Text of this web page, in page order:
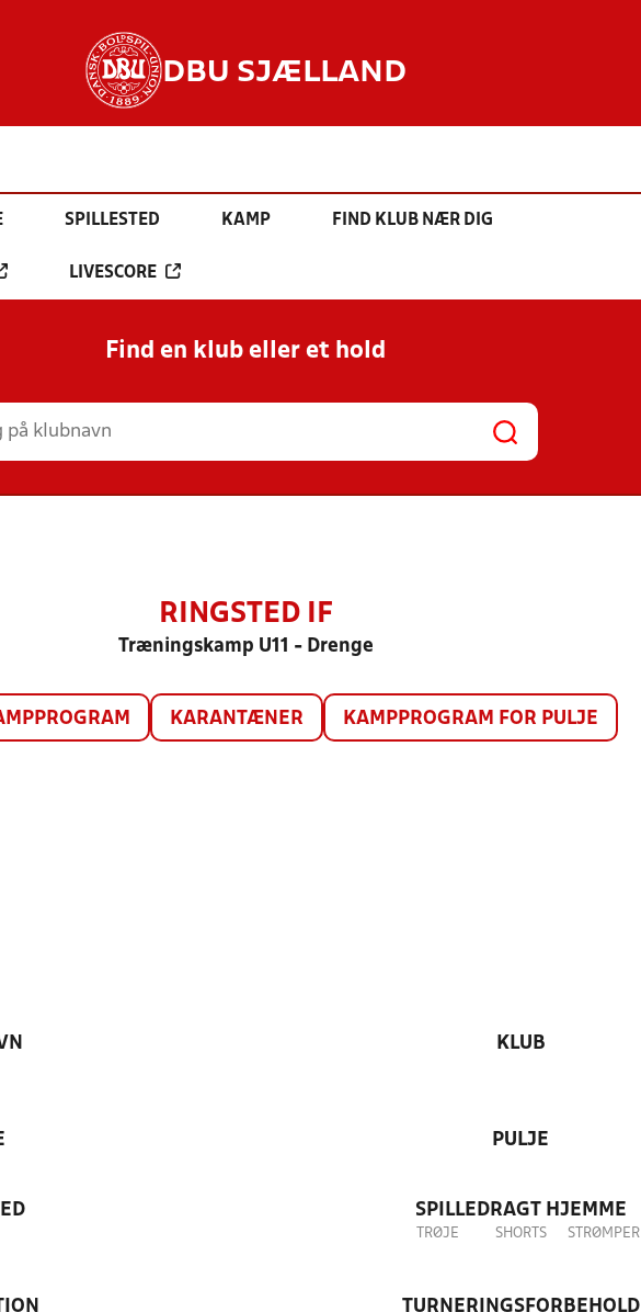
DBU SJÆLLAND
SPILLESTED KAMP FIND KLUB NÆR DIG
LIVESCORE
Find en klub eller et hold
RINGSTED IF
Træningskamp U11 - Drenge
KARANTÆNER KAMPPROGRAM FOR PULJE
KLUB
PULJE
SPILLEDRAGT HJEMME
TRØJE SHORTS STRØMPER
TURNERINGSFORBEHOLD